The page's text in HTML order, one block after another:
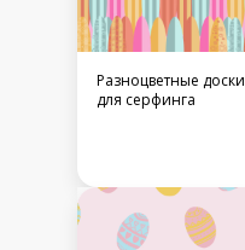
Разноцветные доски
для серфинга